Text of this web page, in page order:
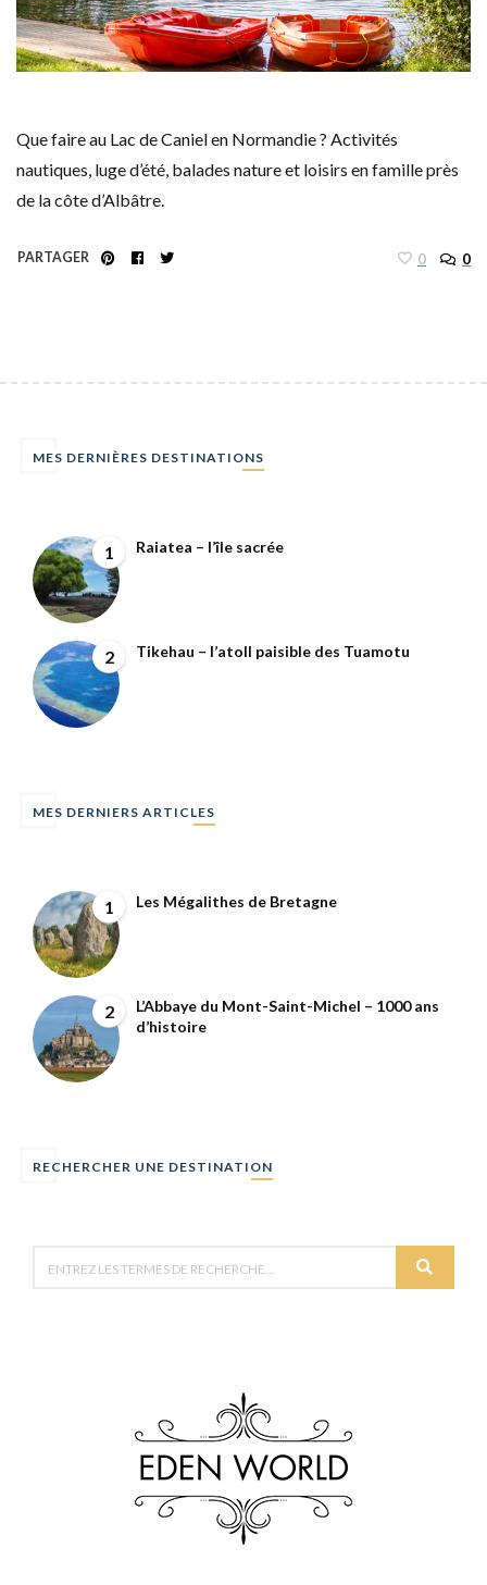
Que faire au Lac de Caniel en Normandie ? Activités
nautiques, luge d’été, balades nature et loisirs en famille près
de la côte d’Albâtre.
PARTAGER 0 0
MES DERNIÈRES DESTINATIONS
1 Raiatea – l’île sacrée
2 Tikehau – l’atoll paisible des Tuamotu
MES DERNIERS ARTICLES
1 Les Mégalithes de Bretagne
2
L’Abbaye du Mont-Saint-Michel – 1000 ans
d’histoire
RECHERCHER UNE DESTINATION